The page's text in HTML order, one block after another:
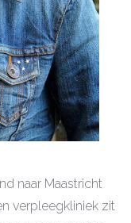
naar Maastricht
verpleegkliniek zit